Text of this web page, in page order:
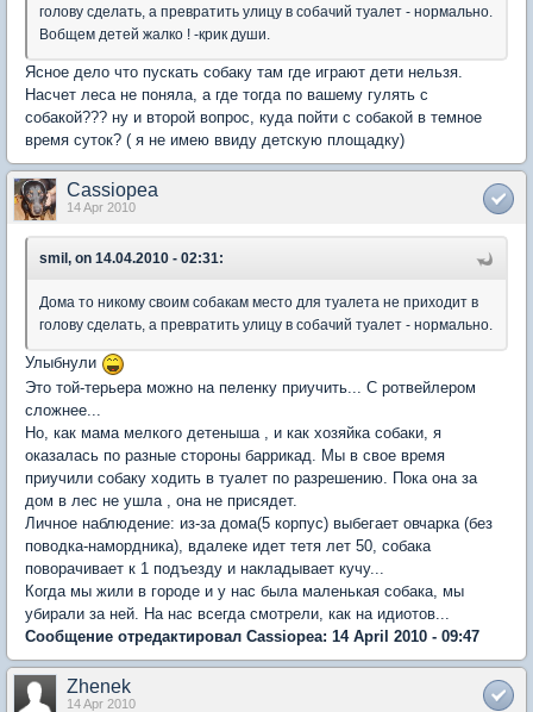
голову сделать, а превратить улицу в собачий туалет - нормально.
Вобщем детей жалко ! -крик души.
Яcное дело что пускать собаку там где играют дети нельзя.
Насчет леса не поняла, а где тогда по вашему гулять с
собакой??? ну и второй вопрос, куда пойти с собакой в темное
время суток? ( я не имею ввиду детскую площадку)
Cassiopea
14 Apr 2010
smil, on 14.04.2010 - 02:31:
Дома то никому своим собакам место для туалета не приходит в
голову сделать, а превратить улицу в собачий туалет - нормально.
Улыбнули
Это той-терьера можно на пеленку приучить... С ротвейлером
сложнее...
Но, как мама мелкого детеныша , и как хозяйка собаки, я
оказалась по разные стороны баррикад. Мы в свое время
приучили собаку ходить в туалет по разрешению. Пока она за
дом в лес не ушла , она не присядет.
Личное наблюдение: из-за дома(5 корпус) выбегает овчарка (без
поводка-намордника), вдалеке идет тетя лет 50, собака
поворачивает к 1 подъезду и накладывает кучу...
Когда мы жили в городе и у нас была маленькая собака, мы
убирали за ней. На нас всегда смотрели, как на идиотов...
Сообщение отредактировал Cassiopea: 14 April 2010 - 09:47
Zhenek
14 Apr 2010